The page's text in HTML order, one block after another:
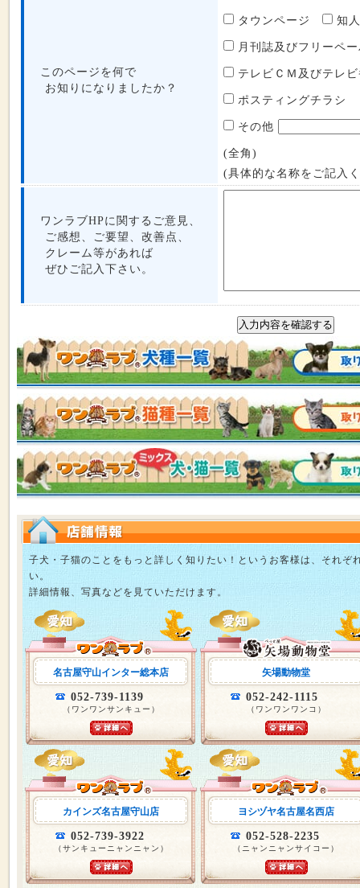
このページを何で
お知りになりましたか？
タウンページ 知
月刊誌及びフリー
テレビＣＭ及びテ
ポスティングチラシ
その他
(全角)
(具体的な名称をご記入
ワンラブHPに関するご意見、
ご感想、ご要望、改善点、
クレーム等があれば
ぜひご記入下さい。
子犬・子猫のことをもっと詳しく知りたい！というお客様は、それぞ
い。
詳細情報、写真などを見ていただけます。
名古屋守山インター総本店
052-739-1139
（ワンワンサンキュー）
矢場動物堂
052-242-1115
（ワンワンワンコ）
カインズ名古屋守山店
052-739-3922
（サンキューニャンニャン）
ヨシヅヤ名古屋名西店
052-528-2235
（ニャンニャンサイコー）